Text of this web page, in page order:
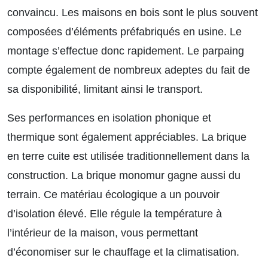
convaincu. Les maisons en bois sont le plus souvent
composées d’éléments préfabriqués en usine. Le
montage s’effectue donc rapidement. Le parpaing
compte également de nombreux adeptes du fait de
sa disponibilité, limitant ainsi le transport.
Ses performances en isolation phonique et
thermique sont également appréciables. La brique
en terre cuite est utilisée traditionnellement dans la
construction. La brique monomur gagne aussi du
terrain. Ce matériau écologique a un pouvoir
d’isolation élevé. Elle régule la température à
l’intérieur de la maison, vous permettant
d’économiser sur le chauffage et la climatisation.